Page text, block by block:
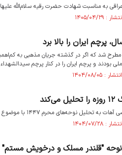
به مناسبت شهادت حضرت رقیه سلام‌الله
پرچم ایران را بالا برد
شد که اگر در گذشته جریان مذهبی به
بودند و پرچم ایران را در کنار پرچم سیدالشهداء
محرم ۱۴۴۷ با موضوع جنگ ۱۲ روزه می‌پردازد.
"قلندر مسلک و درخویش مستم"